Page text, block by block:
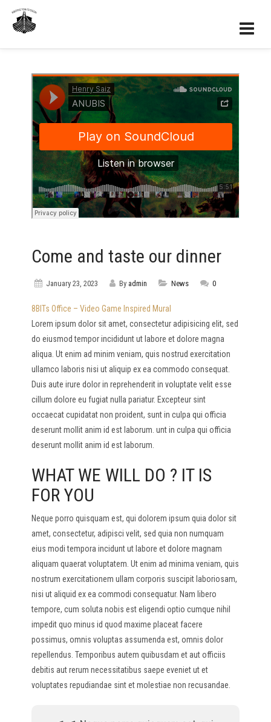
Come and taste our dinner
January 23, 2023 By admin News 0
8BITs Office – Video Game Inspired Mural
Lorem ipsum dolor sit amet, consectetur adipisicing elit, sed
do eiusmod tempor incididunt ut labore et dolore magna
aliqua. Ut enim ad minim veniam, quis nostrud exercitation
ullamco laboris nisi ut aliquip ex ea commodo consequat.
Duis aute irure dolor in reprehenderit in voluptate velit esse
cillum dolore eu fugiat nulla pariatur. Excepteur sint
occaecat cupidatat non proident, sunt in culpa qui officia
deserunt mollit anim id est laborum. unt in culpa qui officia
deserunt mollit anim id est laborum.
WHAT WE WILL DO ? IT IS
FOR YOU
Neque porro quisquam est, qui dolorem ipsum quia dolor sit
amet, consectetur, adipisci velit, sed quia non numquam
eius modi tempora incidunt ut labore et dolore magnam
aliquam quaerat voluptatem. Ut enim ad minima veniam, quis
nostrum exercitationem ullam corporis suscipit laboriosam,
nisi ut aliquid ex ea commodi consequatur. Nam libero
tempore, cum soluta nobis est eligendi optio cumque nihil
impedit quo minus id quod maxime placeat facere
possimus, omnis voluptas assumenda est, omnis dolor
repellendus. Temporibus autem quibusdam et aut officiis
debitis aut rerum necessitatibus saepe eveniet ut et
voluptates repudiandae sint et molestiae non recusandae.